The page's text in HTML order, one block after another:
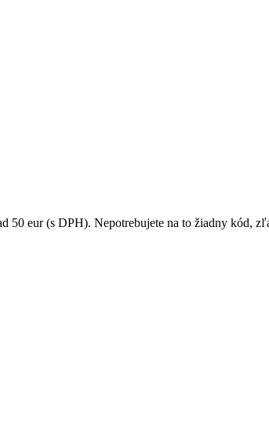
50 eur (s DPH). Nepotrebujete na to žiadny kód,